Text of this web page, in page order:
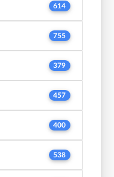
614
755
379
457
400
538